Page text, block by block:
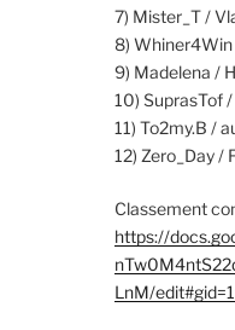
7) Mister_T /
8)
9) Madelena /
10) SuprasTof
11) To2my.B /
12) Zero_Day /
Classement
https://
LnM/